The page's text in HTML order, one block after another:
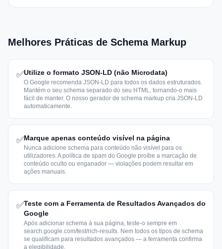
Melhores Práticas de Schema Markup
✅Utilize o formato JSON-LD (não Microdata)
O Google recomenda JSON-LD para todos os dados estruturados.
Mantém o seu schema separado do seu HTML, tornando-o mais
fácil de manter. O nosso gerador de schema markup cria JSON-LD
automaticamente.
✅Marque apenas conteúdo visível na página
Nunca adicione schema para conteúdo não visível para os
utilizadores. A política de spam do Google proíbe a marcação de
conteúdo oculto ou enganador — violações podem resultar em
ações manuais.
✅Teste com a Ferramenta de Resultados Avançados do
Google
Após adicionar schema à sua página, teste-o sempre em
search.google.com/test/rich-results. Nem todos os tipos de schema
se qualificam para resultados avançados — a ferramenta confirma
a elegibilidade.